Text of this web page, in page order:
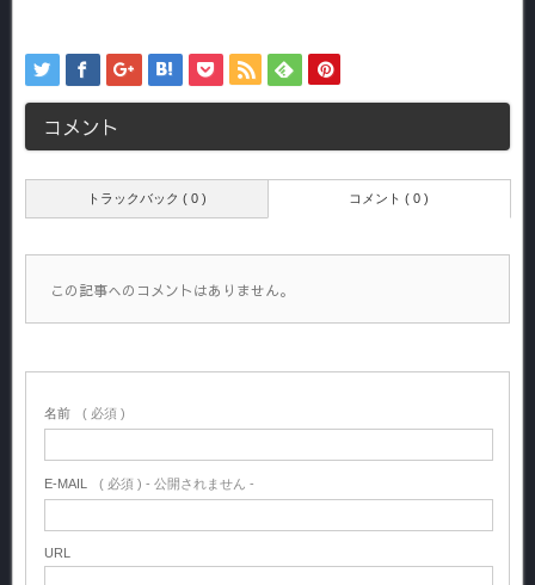
コメント
トラックバック ( 0 ) コメント ( 0 )
この記事へのコメントはありません。
名前 ( 必須 )
E-MAIL ( 必須 ) - 公開されません -
URL